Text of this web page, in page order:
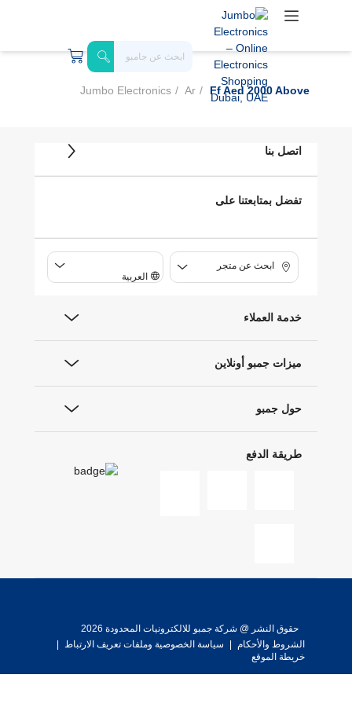
Jumbo Electronics Ar Ff Aed 2000 Above
اتصل بنا
تفضل بمتابعتنا على
ابحث عن متجر
العربية
خدمة العملاء
ميزات جمبو أونلاين
حول جمبو
طريقة الدفع
حقوق النشر @ شركة جمبو للالكترونيات المحدودة 2026
الشروط والأحكام
سياسة الخصوصية وملفات تعريف الارتباط
خريطة الموقع